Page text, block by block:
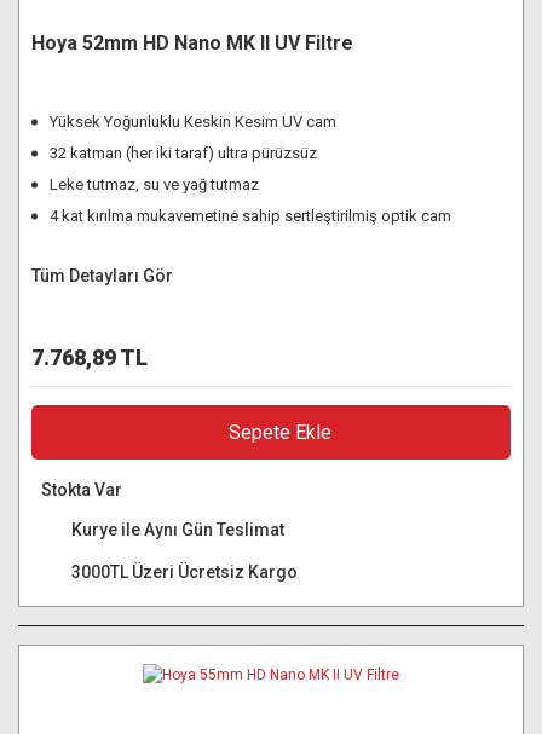
Hoya 52mm HD Nano MK II UV Filtre
Yüksek Yoğunluklu Keskin Kesim UV cam
32 katman (her iki taraf) ultra pürüzsüz
Leke tutmaz, su ve yağ tutmaz
4 kat kırılma mukavemetine sahip sertleştirilmiş optik cam
Tüm Detayları Gör
7.768,89 TL
Sepete Ekle
Stokta Var
Kurye ile Aynı Gün Teslimat
3000TL Üzeri Ücretsiz Kargo